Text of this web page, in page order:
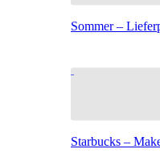
Sommer –
Starbucks –